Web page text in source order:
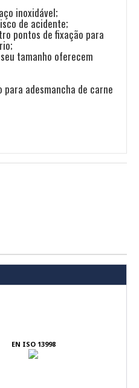
inoxidável;
de acidente;
pontos de fixação para
tamanho oferecem
para adesmancha de carne
EN ISO 13998